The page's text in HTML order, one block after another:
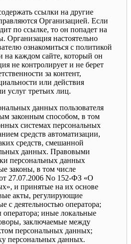
ссылки на другие
Организацией. Если
по ссылке, то он попадет на
Организация настоятельно
ознакомиться с политикой
на каждом сайте, который он
не контролирует и не берет
за контент,
или действия
услуг третьих лиц.
данных пользователя
законным способом, в том
системах персональных
средств автоматизации,
средств, смешанной
данных. Правовыми
персональных данных
законы, в том числе
27.07.2006 No 152-ФЗ «О
и принятые на их основе
акты, регулирующие
с деятельностью оператора;
иные локальные
заключаемые между
персональных данных;
персональных данных.